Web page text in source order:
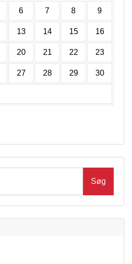
6 7 8 9
13 14 15 16
20 21 22 23
27 28 29 30